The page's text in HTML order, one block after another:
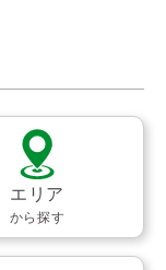
エリア
から探す